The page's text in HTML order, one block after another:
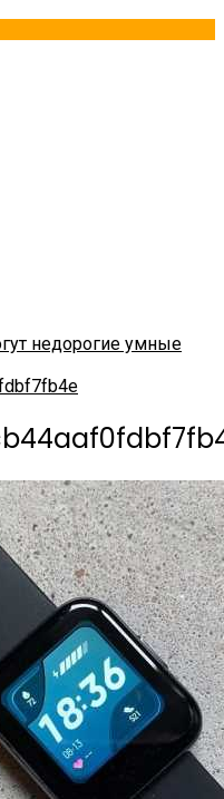
недорогие умные